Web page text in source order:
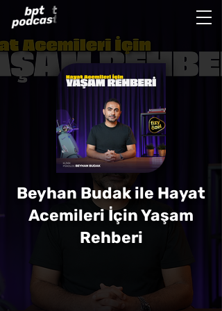
Beyhan Budak ile Hayat
Acemileri İçin Yaşam
Rehberi